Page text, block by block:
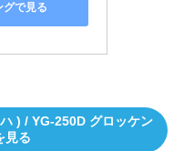
グで見る
) / YG-250D グロッケン
見る